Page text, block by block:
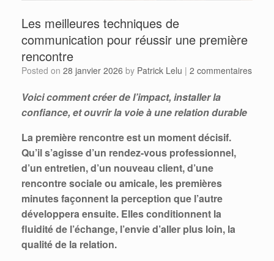
Les meilleures techniques de
communication pour réussir une première
rencontre
Posted on 28 janvier 2026 by Patrick Lelu | 2 commentaires
Voici comment créer de l’impact, installer la
confiance, et ouvrir la voie à une relation durable
La première rencontre est un moment décisif.
Qu’il s’agisse d’un rendez-vous professionnel,
d’un entretien, d’un nouveau client, d’une
rencontre sociale ou amicale, les premières
minutes façonnent la perception que l’autre
développera ensuite. Elles conditionnent la
fluidité de l’échange, l’envie d’aller plus loin, la
qualité de la relation.